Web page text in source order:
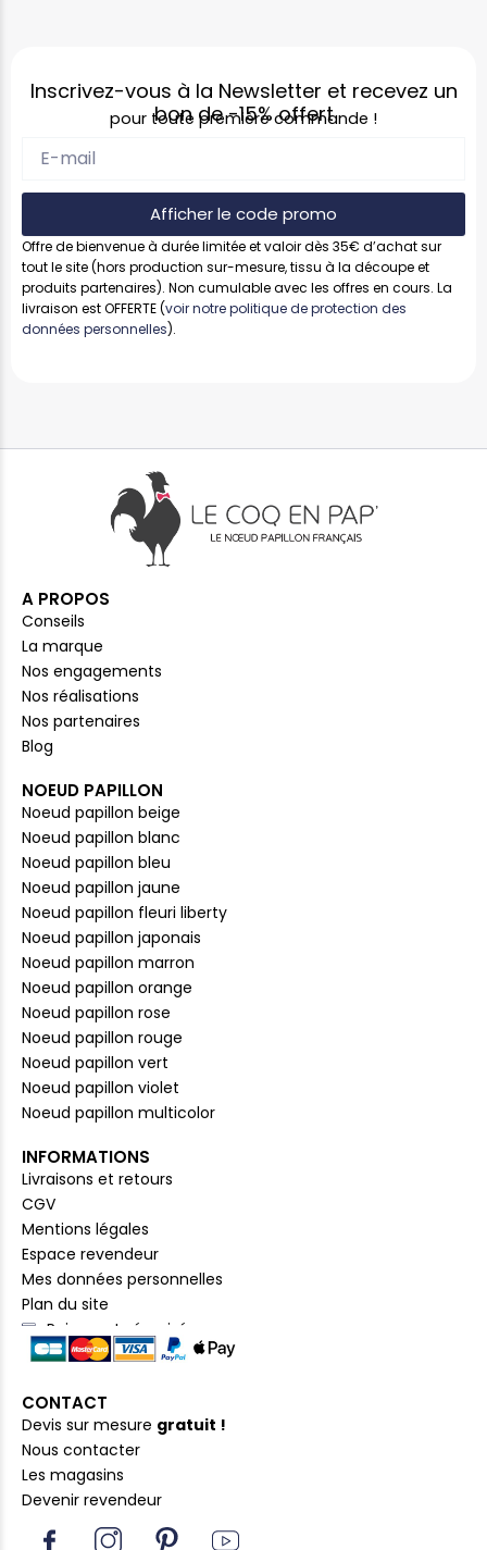
Inscrivez-vous à la Newsletter et recevez un
bon de -15% offert
pour toute première commande !
Afficher le code promo
Offre de bienvenue à durée limitée et valoir dès 35€ d’achat sur
tout le site (hors production sur-mesure, tissu à la découpe et
produits partenaires). Non cumulable avec les offres en cours. La
livraison est OFFERTE (voir notre politique de protection des
données personnelles).
A PROPOS
Conseils
La marque
Nos engagements
Nos réalisations
Nos partenaires
Blog
NOEUD PAPILLON
Noeud papillon beige
Noeud papillon blanc
Noeud papillon bleu
Noeud papillon jaune
Noeud papillon fleuri liberty
Noeud papillon japonais
Noeud papillon marron
Noeud papillon orange
Noeud papillon rose
Noeud papillon rouge
Noeud papillon vert
Noeud papillon violet
Noeud papillon multicolor
INFORMATIONS
Livraisons et retours
CGV
Mentions légales
Espace revendeur
Mes données personnelles
Plan du site
Paiement sécurisé
CONTACT
Devis sur mesure gratuit !
Nous contacter
Les magasins
Devenir revendeur
I I P Y